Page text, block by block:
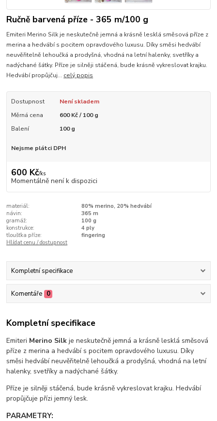
Ručně barvená příze - 365 m/100 g
Emiteri Merino Silk je neskutečně jemná a krásně lesklá směsová příze z
merina a hedvábí s pocitem opravdového luxusu. Díky směsi hedvábí
neuvěřitelně lehoučká a prodyšná, vhodná na letní halenky, svetříky a
nadýchané šátky. Příze je silněji stáčená, bude krásně vykreslovat krajku.
Hedvábí propůjčuj... celý popis
Dostupnost
Není skladem
Měrná cena
600 Kč / 100 g
Balení
100 g
Nejsme plátci DPH
600 Kč/ks
Momentálně není k dispozici
materiál:
80% merino, 20% hedvábí
návin:
365 m
gramáž:
100 g
konstrukce:
4 ply
tloušťka příze:
fingering
Hlídat cenu / dostupnost
Kompletní specifikace
Komentáře 0
Kompletní specifikace
Emiteri Merino Silk je neskutečně jemná a krásně lesklá směsová
příze z merina a hedvábí s pocitem opravdového luxusu. Díky
směsi hedvábí neuvěřitelně lehoučká a prodyšná, vhodná na letní
halenky, svetříky a nadýchané šátky.
Příze je silněji stáčená, bude krásně vykreslovat krajku. Hedvábí
propůjčuje přízi jemný lesk.
PARAMETRY: